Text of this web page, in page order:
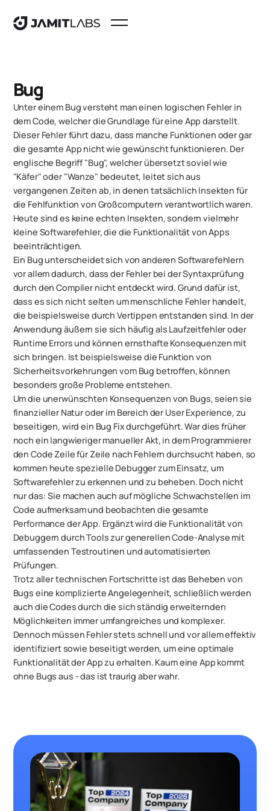
Bug
Unter einem Bug versteht man einen logischen Fehler in
dem Code, welcher die Grundlage für eine App darstellt.
Dieser Fehler führt dazu, dass manche Funktionen oder gar
die gesamte App nicht wie gewünscht funktionieren. Der
englische Begriff "Bug", welcher übersetzt soviel wie
"Käfer" oder "Wanze" bedeutet, leitet sich aus
vergangenen Zeiten ab, in denen tatsächlich Insekten für
die Fehlfunktion von Großcomputern verantwortlich waren.
Heute sind es keine echten Insekten, sondern vielmehr
kleine Softwarefehler, die die Funktionalität von Apps
beeinträchtigen.
Ein Bug unterscheidet sich von anderen Softwarefehlern
vor allem dadurch, dass der Fehler bei der Syntaxprüfung
durch den Compiler nicht entdeckt wird. Grund dafür ist,
dass es sich nicht selten um menschliche Fehler handelt,
die beispielsweise durch Vertippen entstanden sind. In der
Anwendung äußern sie sich häufig als Laufzeitfehler oder
Runtime Errors und können ernsthafte Konsequenzen mit
sich bringen. Ist beispielsweise die Funktion von
Sicherheitsvorkehrungen vom Bug betroffen, können
besonders große Probleme entstehen.
Um die unerwünschten Konsequenzen von Bugs, seien sie
finanzieller Natur oder im Bereich der User Experience, zu
beseitigen, wird ein Bug Fix durchgeführt. War dies früher
noch ein langwieriger manueller Akt, in dem Programmierer
den Code Zeile für Zeile nach Fehlern durchsucht haben, so
kommen heute spezielle Debugger zum Einsatz, um
Softwarefehler zu erkennen und zu beheben. Doch nicht
nur das: Sie machen auch auf mögliche Schwachstellen im
Code aufmerksam und beobachten die gesamte
Performance der App. Ergänzt wird die Funktionalität von
Debuggern durch Tools zur generellen Code-Analyse mit
umfassenden Testroutinen und automatisierten
Prüfungen.
Trotz aller technischen Fortschritte ist das Beheben von
Bugs eine komplizierte Angelegenheit, schließlich werden
auch die Codes durch die sich ständig erweiternden
Möglichkeiten immer umfangreiches und komplexer.
Dennoch müssen Fehler stets schnell und vor allem effektiv
identifiziert sowie beseitigt werden, um eine optimale
Funktionalität der App zu erhalten. Kaum eine App kommt
ohne Bugs aus - das ist traurig aber wahr.